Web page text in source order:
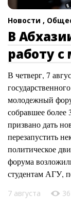
Новости ,
В
работу
В четверг, 7
молодежный
собравшее более
призвано дать
перезапустить
политическое
форума
студентам АГУ,
7 августа